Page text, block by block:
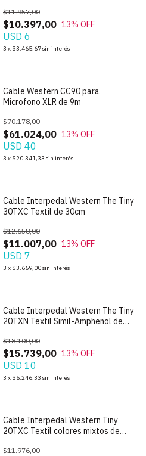
$10.397,00
$11.957,00
13% OFF
USD 6
3 x $3.465,67sin interés
Cable Western CC90 para
Microfono XLR de 9m
$61.024,00
$70.178,00
13% OFF
USD 40
3 x $20.341,33 sin interés
Cable Interpedal Western The Tiny
30TXC Textil de 30cm
$11.007,00
$12.658,00
13% OFF
USD 7
3 x $3.669,00sin interés
Cable Interpedal Western The Tiny
20TXN Textil Simil-Amphenol de
$15.739,00
$18.100,00
13% OFF
USD 10
3 x $5.246,33 sin interés
Cable Interpedal Western Tiny
20TXC Textil colores mixtos de
$11.976,00